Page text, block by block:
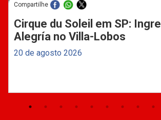
Compartilhe
Cirque du Soleil em SP:
Alegría no Villa-Lobos
20 de agosto 2026